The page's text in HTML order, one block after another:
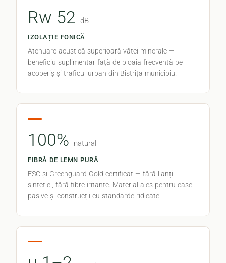
Rw 52 dB
IZOLAȚIE FONICĂ
Atenuare acustică superioară vătei minerale —
beneficiu suplimentar față de ploaia frecventă pe
acoperiș și traficul urban din Bistrița municipiu.
100% natural
FIBRĂ DE LEMN PURĂ
FSC și Greenguard Gold certificat — fără lianți
sintetici, fără fibre iritante. Material ales pentru case
pasive și construcții cu standarde ridicate.